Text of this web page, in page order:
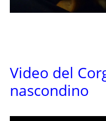
Video del
nascondino